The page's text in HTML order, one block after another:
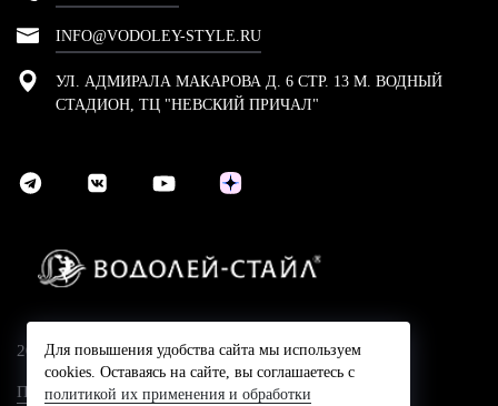
INFO@VODOLEY-STYLE.RU
УЛ. АДМИРАЛА МАКАРОВА Д. 6 СТР. 13 М. ВОДНЫЙ
СТАДИОН, ТЦ "НЕВСКИЙ ПРИЧАЛ"
2024 © Компания Водолей-Cтайл
Политика конфидециальности
Для повышения удобства сайта мы используем
cookies. Оставаясь на сайте, вы соглашаетесь с
политикой их применения и обработки